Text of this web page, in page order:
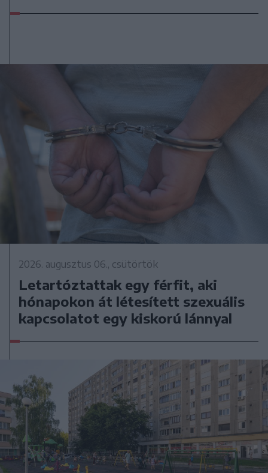
2026. augusztus 06., csütörtök
Letartóztattak egy férfit, aki
hónapokon át létesített szexuális
kapcsolatot egy kiskorú lánnyal